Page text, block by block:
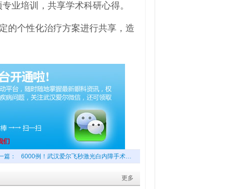
业培训，共享学术科研心得。
的个性化治疗方案进行共享，造
篇： 6000例！武汉爱尔飞秒激光白内障手术…
更多